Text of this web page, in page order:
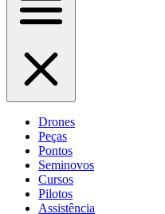
Drones
Peças
Pontos
Seminovos
Cursos
Pilotos
Assistência